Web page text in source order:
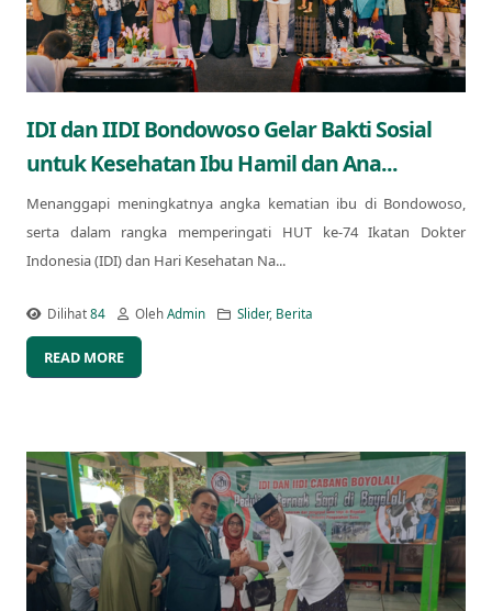
IDI dan IIDI Bondowoso Gelar Bakti Sosial
untuk Kesehatan Ibu Hamil dan Ana...
Menanggapi meningkatnya angka kematian ibu di Bondowoso,
serta dalam rangka memperingati HUT ke-74 Ikatan Dokter
Indonesia (IDI) dan Hari Kesehatan Na...
Dilihat84 OlehAdmin Slider, Berita
READ MORE